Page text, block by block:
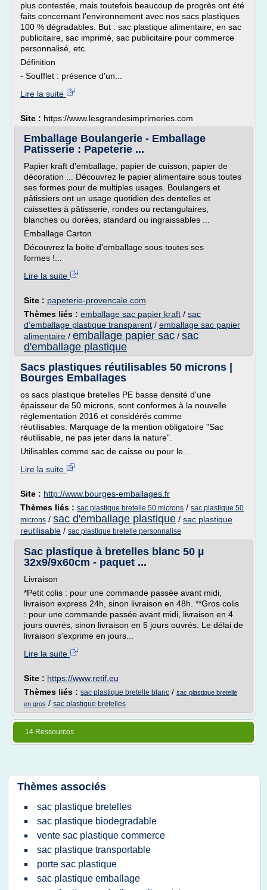
plus contestée, mais toutefois beaucoup de progrès ont été
faits concernant l'environnement avec nos sacs plastiques
100 % dégradables. But : sac plastique alimentaire, en sac
publicitaire, sac imprimé, sac publicitaire pour commerce
personnalisé, etc.
Définition
- Soufflet : présence d'un...
Lire la suite
Site : https://www.lesgrandesimprimeries.com
Emballage Boulangerie - Emballage
Patisserie : Papeterie ...
Papier kraft d'emballage, papier de cuisson, papier de
décoration ... Découvrez le papier alimentaire sous toutes
ses formes pour de multiples usages. Boulangers et
pâtissiers ont un usage quotidien des dentelles et
caissettes à pâtisserie, rondes ou rectangulaires,
blanches ou dorées, standard ou ingraissables ...
Emballage Carton
Découvrez la boite d'emballage sous toutes ses
formes !...
Lire la suite
Site : papeterie-provencale.com
Thèmes liés : emballage sac papier kraft / sac
d'emballage plastique transparent / emballage sac papier
alimentaire / emballage papier sac / sac
d'emballage plastique
Sacs plastiques réutilisables 50 microns |
Bourges Emballages
os sacs plastique bretelles PE basse densité d'une
épaisseur de 50 microns, sont conformes à la nouvelle
réglementation 2016 et considérés comme
réutilisables. Marquage de la mention obligatoire "Sac
réutilisable, ne pas jeter dans la nature".
Utilisables comme sac de caisse ou pour le...
Lire la suite
Site : http://www.bourges-emballages.fr
Thèmes liés : sac plastique bretelle 50 microns / sac plastique 50
microns / sac d'emballage plastique / sac plastique
reutilisable / sac plastique bretelle personnalise
Sac plastique à bretelles blanc 50 µ
32x9/9x60cm - paquet ...
Livraison
*Petit colis : pour une commande passée avant midi,
livraison express 24h, sinon livraison en 48h. **Gros colis
: pour une commande passée avant midi, livraison en 4
jours ouvrés, sinon livraison en 5 jours ouvrés. Le délai de
livraison s'exprime en jours...
Lire la suite
Site : https://www.retif.eu
Thèmes liés : sac plastique bretelle blanc / sac plastique bretelle
en gros / sac plastique bretelles
14 Ressources
Thèmes associés
sac plastique bretelles
sac plastique biodegradable
vente sac plastique commerce
sac plastique transportable
porte sac plastique
sac plastique emballage